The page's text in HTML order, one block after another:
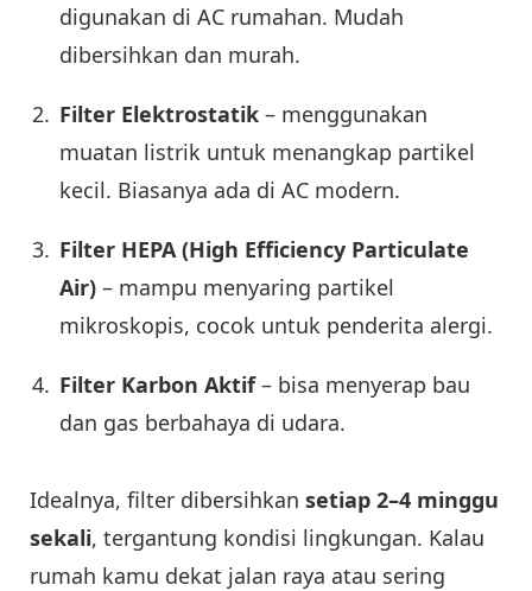
digunakan di AC rumahan. Mudah
dibersihkan dan murah.
Filter Elektrostatik – menggunakan
muatan listrik untuk menangkap partikel
kecil. Biasanya ada di AC modern.
Filter HEPA (High Efficiency Particulate
Air) – mampu menyaring partikel
mikroskopis, cocok untuk penderita alergi.
Filter Karbon Aktif– bisa menyerap bau
dan gas berbahaya di udara.
Idealnya, filter dibersihkan setiap 2–4 minggu
sekali, tergantung kondisi lingkungan. Kalau
rumah kamu dekat jalan raya atau sering